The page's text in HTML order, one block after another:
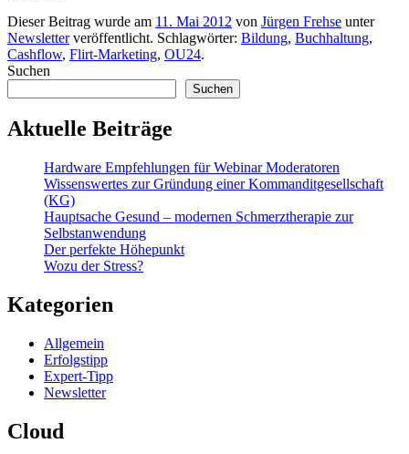
Dieser Beitrag wurde am 11. Mai 2012 von Jürgen Frehse unter
Newsletterveröffentlicht. Schlagwörter: Bildung, Buchhaltung,
Cashflow, Flirt-Marketing, OU24.
Suchen
Suchen
Aktuelle Beiträge
Hardware Empfehlungen für Webinar Moderatoren
Wissenswertes zur Gründung einer Kommanditgesellschaft
(KG)
Hauptsache Gesund – modernen Schmerztherapie zur
Selbstanwendung
Der perfekte Höhepunkt
Wozu der Stress?
Kategorien
Allgemein
Erfolgstipp
Expert-Tipp
Newsletter
Cloud